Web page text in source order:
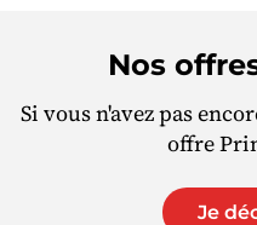
Nos
Si vous n'avez pas
offre
Je